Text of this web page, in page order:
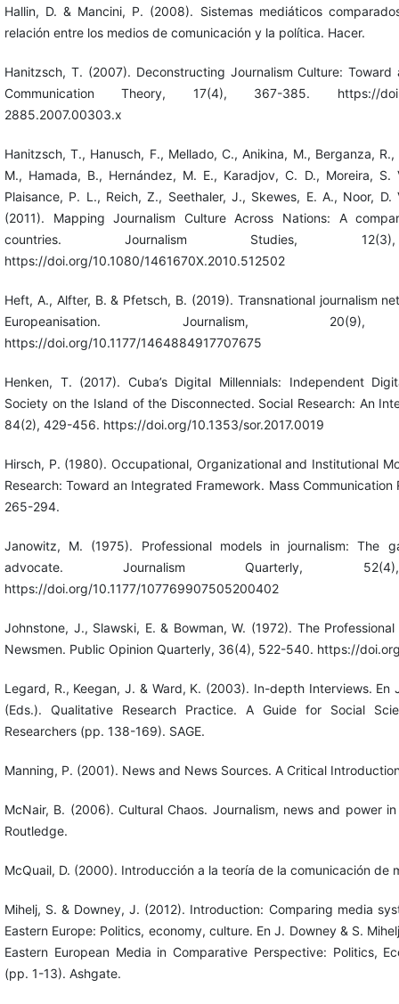
Hallin, D. & Mancini, P. (2008). Sistemas mediáticos
relación entre los medios de comunicación y la política. Hacer.
Hanitzsch, T. (2007). Deconstructing Journalism Culture: Toward
Communication Theory, 17(4), 367-385. https://
2885.2007.00303.x
Hanitzsch, T., Hanusch, F., Mellado, C., Anikina, M., Berganza,
M., Hamada, B., Hernández, M. E., Karadjov, C. D., Moreira, S.
Plaisance, P. L., Reich, Z., Seethaler, J., Skewes, E. A., Noor, D.
(2011). Mapping Journalism Culture Across Nations: A
countries. Journalism Studies,
https://doi.org/10.1080/1461670X.2010.512502
Heft, A., Alfter, B. & Pfetsch, B. (2019). Transnational journalism
Europeanisation. Journalism, 20(9),
https://doi.org/10.1177/1464884917707675
Henken, T. (2017). Cuba’s Digital Millennials: Independent
Society on the Island of the Disconnected. Social Research: An
84(2), 429-456. https://doi.org/10.1353/sor.2017.0019
Hirsch, P. (1980). Occupational, Organizational and Institutional
Research: Toward an Integrated Framework. Mass Communication
265-294.
Janowitz, M. (1975). Professional models in journalism: The
advocate. Journalism Quarterly,
https://doi.org/10.1177/107769907505200402
Johnstone, J., Slawski, E. & Bowman, W. (1972). The
Newsmen. Public Opinion Quarterly, 36(4), 522-540. https://
Legard, R., Keegan, J. & Ward, K. (2003). In-depth Interviews. En
(Eds.). Qualitative Research Practice. A Guide for Social
Researchers (pp. 138-169). SAGE.
Manning, P. (2001). News and News Sources. A Critical
McNair, B. (2006). Cultural Chaos. Journalism, news and power
Routledge.
McQuail, D. (2000). Introducción a la teoría de la comunicación de
Mihelj, S. & Downey, J. (2012). Introduction: Comparing media
Eastern Europe: Politics, economy, culture. En J. Downey & S.
Eastern European Media in Comparative Perspective: Politics,
(pp. 1-13). Ashgate.